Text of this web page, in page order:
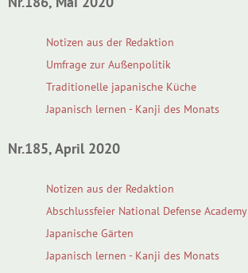
Notizen aus der Redaktion
Umfrage zur Außenpolitik
Traditionelle japanische Küche
Japanisch lernen - Kanji des Monats
Nr.185, April 2020
Notizen aus der Redaktion
Abschlussfeier National Defense Academy
Japanische Gärten
Japanisch lernen - Kanji des Monats